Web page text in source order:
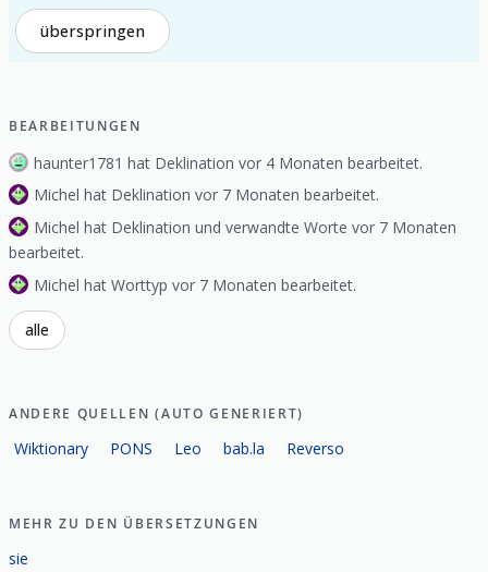
überspringen
BEARBEITUNGEN
haunter1781 hat Deklination vor 4 Monaten bearbeitet.
Michel hat Deklination vor 7 Monaten bearbeitet.
Michel hat Deklination und verwandte Worte vor 7 Monaten
bearbeitet.
Michel hat Worttyp vor 7 Monaten bearbeitet.
alle
ANDERE QUELLEN (AUTO GENERIERT)
Wiktionary PONS Leo bab.la Reverso
MEHR ZU DEN ÜBERSETZUNGEN
sie